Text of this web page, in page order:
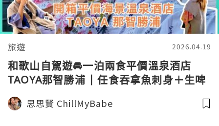
旅遊 2026.04.19
和歌山自駕遊🚘一泊兩食平價溫泉酒店
TAOYA那智勝浦 | 任食吞拿魚刺身＋生啤
清酒任飲＋海景溫泉高CP住宿【#思思賢
嘆世界】
思思賢 ChillMyBabe